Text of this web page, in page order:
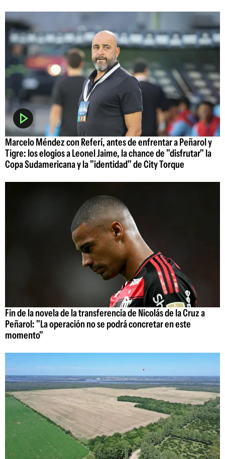
Marcelo Méndez con Referí, antes de enfrentar a Peñarol y
Tigre: los elogios a Leonel Jaime, la chance de "disfrutar" la
Copa Sudamericana y la "identidad" de City Torque
Fin de la novela de la transferencia de Nicolás de la Cruz a
Peñarol: "La operación no se podrá concretar en este
momento"